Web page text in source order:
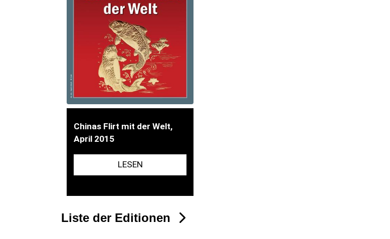
Chinas Flirt mit der Welt,
April 2015
LESEN
Liste der Editionen